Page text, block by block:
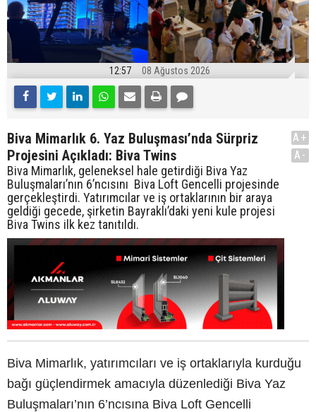
12:57 08 Ağustos 2026
Biva Mimarlık 6. Yaz Buluşması’nda Sürpriz
Projesini Açıkladı: Biva Twins
Biva Mimarlık, geleneksel hale getirdiği Biva Yaz
Buluşmaları’nın 6’ncısını Biva Loft Gencelli projesinde
gerçekleştirdi. Yatırımcılar ve iş ortaklarının bir araya
geldiği gecede, şirketin Bayraklı’daki yeni kule projesi
Biva Twins ilk kez tanıtıldı.
A+
A-
Biva Mimarlık, yatırımcıları ve iş ortaklarıyla kurduğu
bağı güçlendirmek amacıyla düzenlediği Biva Yaz
Buluşmaları’nın 6’ncısına Biva Loft Gencelli